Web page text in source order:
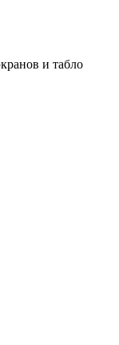
и табло